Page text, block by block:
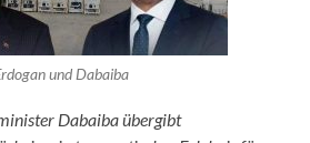
und Dabaiba
Dabaiba übergibt